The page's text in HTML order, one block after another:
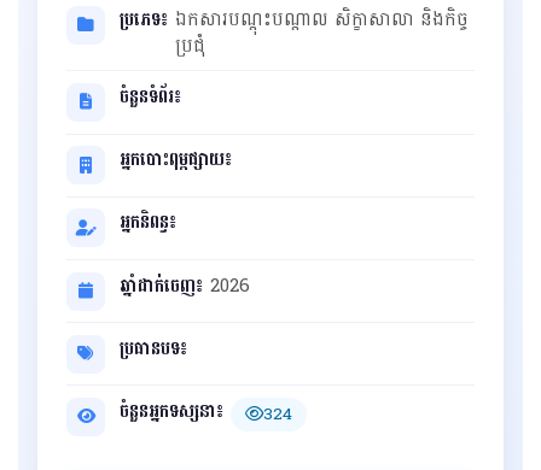
ប្រភេទ៖ ឯកសារបណ្ដុះបណ្ដាល សិក្ខាសាលា និងកិច្ច
ប្រជុំ
ចំនួនទំព័រ៖
អ្នកបោះពុម្ពផ្សាយ៖
អ្នកនិពន្ធ៖
ឆ្នាំដាក់ចេញ៖ 2026
ប្រធានបទ៖
ចំនួនអ្នកទស្សនា៖
324